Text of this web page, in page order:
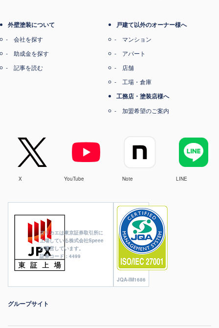
ヌリカエは東京証券取引所に
上場している株式会社Speee
が運営しています。
証券コード：4499
JQA-IM1686
外壁塗装について
会社を探す
助成金を探す
記事を読む
戸建て以外のオーナー様へ
マンション
アパート
店舗
工場・倉庫
工務店・塗装店様へ
加盟希望のご案内
X YouTube Note LINE
グループサイト